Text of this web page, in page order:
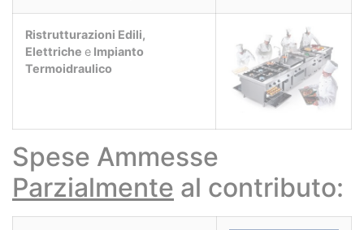
Ristrutturazioni Edili,
Elettriche e Impianto
Termoidraulico
Spese Ammesse
Parzialmente al contributo: